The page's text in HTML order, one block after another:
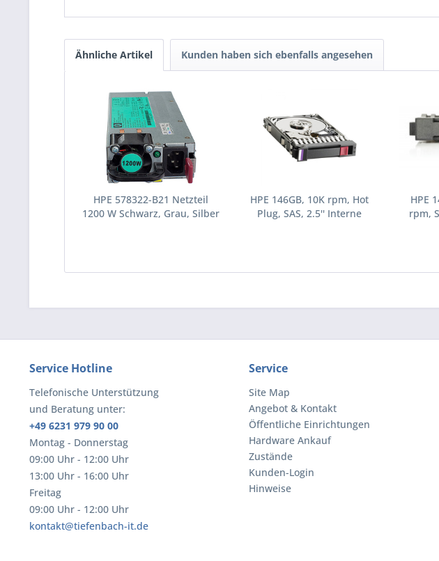
Ähnliche Artikel Kunden haben sich ebenfalls angesehen
HPE 578322-B21 Netzteil
1200 W Schwarz, Grau, Silber
HPE 146GB, 10K rpm, Hot
Plug, SAS, 2.5'' Interne
HPE
rpm,
Service Hotline
Telefonische Unterstützung
und Beratung unter:
+49 6231 979 90 00
Montag - Donnerstag
09:00 Uhr - 12:00 Uhr
13:00 Uhr - 16:00 Uhr
Freitag
09:00 Uhr - 12:00 Uhr
kontakt@tiefenbach-it.de
Service
Site Map
Angebot & Kontakt
Öffentliche Einrichtungen
Hardware Ankauf
Zustände
Kunden-Login
Hinweise